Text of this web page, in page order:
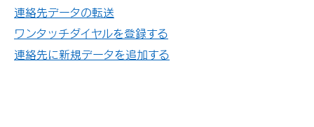
連絡先データの転送
ワンタッチダイヤルを登録する
連絡先に新規データを追加する